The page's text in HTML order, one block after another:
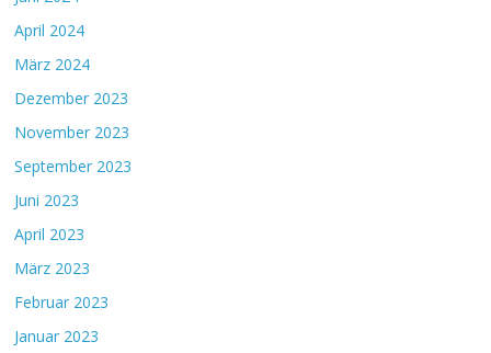
April 2024
März 2024
Dezember 2023
November 2023
September 2023
Juni 2023
April 2023
März 2023
Februar 2023
Januar 2023